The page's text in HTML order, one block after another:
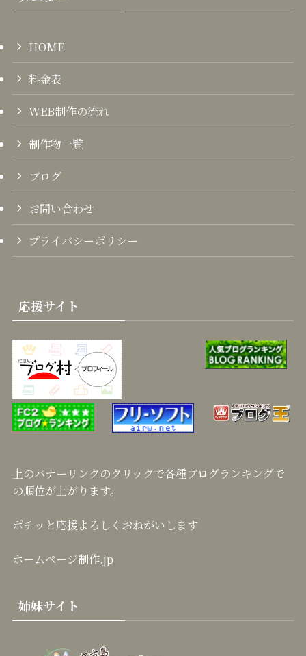
HOME
料金表
WEB制作の流れ
制作物一覧
ブログ
お問い合わせ
プライバシーポリシー
応援サイト
上のバナーリンクのクリックで各種ブログランキングで
の順位が上がります。
ポチッと応援よろしくおねがいします
ホームページ制作.jp
姉妹サイト